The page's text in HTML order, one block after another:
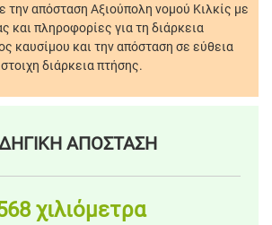
την απόσταση Αξιούπολη νομού Κιλκίς με
και πληροφορίες για τη διάρκεια
καυσίμου και την απόσταση σε εύθεια
διάρκεια πτήσης.
ΑΠΟΣΤΑΣΗ
χιλιόμετρα